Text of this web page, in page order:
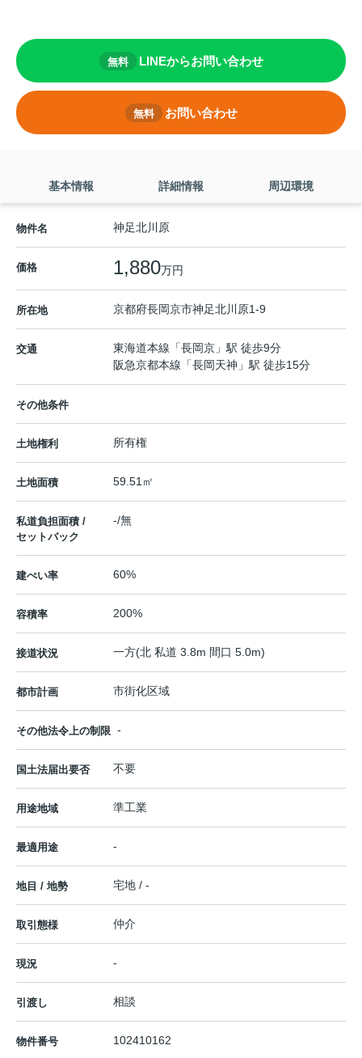
無料 LINEからお問い合わせ
無料 お問い合わせ
基本情報 詳細情報 周辺環境
物件名 神足北川原
価格 1,880万円
所在地 京都府長岡京市神足北川原1-9
交通 東海道本線 「長岡京 」駅 徒歩9分
阪急京都本線 「長岡天神 」駅 徒歩15分
その他条件
土地権利 所有権
土地面積 59.51㎡
私道負担面積 /
セットバック
-/無
建ぺい率 60%
容積率 200%
接道状況 一方(北 私道 3.8m 間口 5.0m)
都市計画 市街化区域
その他法令上の制限 -
国土法届出要否 不要
用途地域 準工業
最適用途 -
地目 / 地勢 宅地 / -
取引態様 仲介
現況 -
引渡し 相談
物件番号 102410162